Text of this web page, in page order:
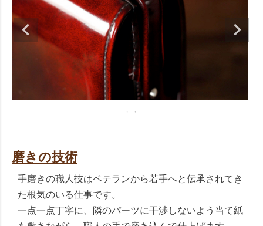
磨きの技術
手磨きの職人技はベテランから若手へと伝承されてき
た根気のいる仕事です。
一点一点丁寧に、隣のパーツに干渉しないよう当て紙